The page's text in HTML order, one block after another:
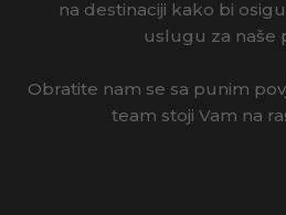
na destinaciji kako bi
uslugu za naše
Obratite nam se sa punim
team stoji Vam na